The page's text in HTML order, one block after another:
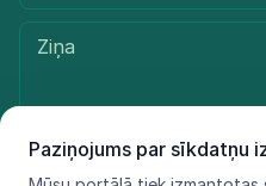
Paziņojums par sīkdatņu